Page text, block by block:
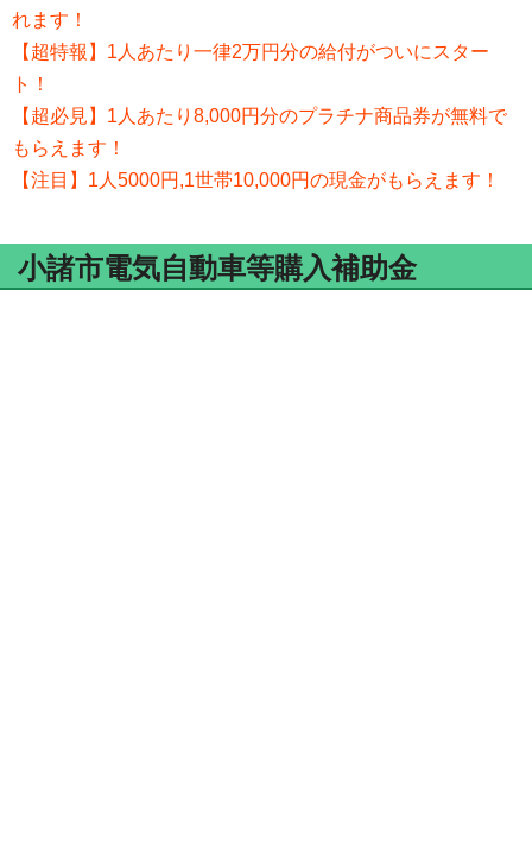
れます！
【超特報】1人あたり一律2万円分の給付がついにスター
ト！
【超必見】1人あたり8,000円分のプラチナ商品券が無料で
もらえます！
【注目】1人5000円,1世帯10,000円の現金がもらえます！
小諸市電気自動車等購入補助金